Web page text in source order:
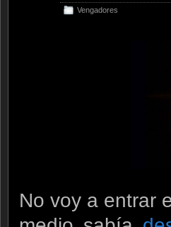
Vengadores
No voy a entrar